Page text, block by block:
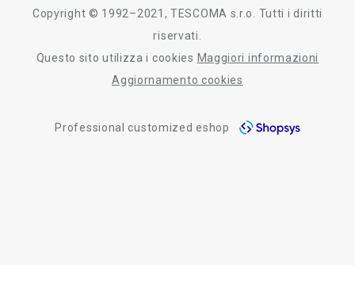
Tescoma nel mondo
informativa whistleblowing
Copyright © 1992–2021, TESCOMA s.r.o. Tutti i diritti
riservati.
Questo sito utilizza i cookies Maggiori informazioni
Aggiornamento cookies
Professional customized eshop